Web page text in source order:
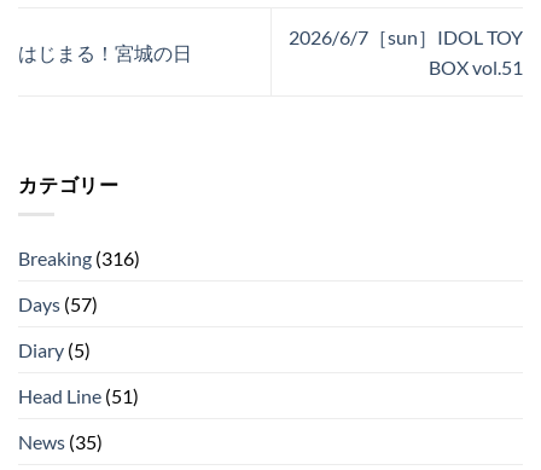
はじまる！宮城の日
2026/6/7［sun］IDOL TOY
BOX vol.51
カテゴリー
Breaking (316)
Days (57)
Diary (5)
Head Line (51)
News (35)